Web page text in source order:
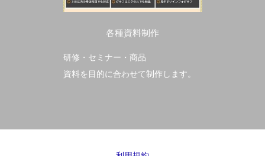
各種資料制作
研修・セミナー・商品
資料を目的に合わせて制作します。